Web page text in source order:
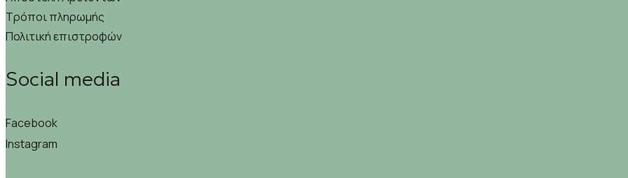
Τρόποι πληρωμής
Πολιτική επιστροφών
Social media
Facebook
Instagram